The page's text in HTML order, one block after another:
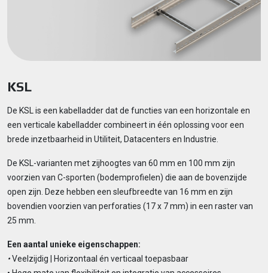
KSL
De KSL is een kabelladder dat de functies van een horizontale en
een verticale kabelladder combineert in één oplossing voor een
brede inzetbaarheid in Utiliteit, Datacenters en Industrie.
De KSL-varianten met zijhoogtes van 60 mm en 100 mm zijn
voorzien van C-sporten (bodemprofielen) die aan de bovenzijde
open zijn. Deze hebben een sleufbreedte van 16 mm en zijn
bovendien voorzien van perforaties (17 x 7 mm) in een raster van
25 mm.
Een aantal unieke eigenschappen:
•Veelzijdig | Horizontaal én verticaal toepasbaar